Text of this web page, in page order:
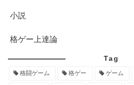
小説
格ゲー上達論
Tag
格闘ゲーム 格ゲー ゲーム